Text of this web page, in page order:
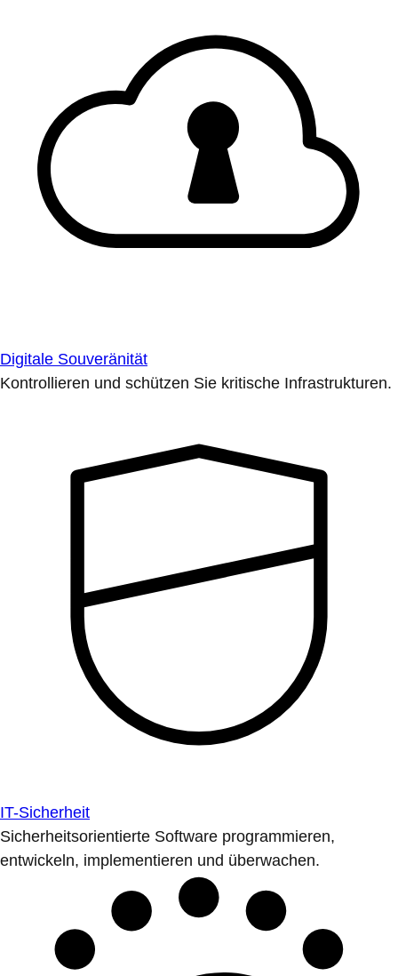
Digitale Souveränität
Kontrollieren und schützen Sie kritische Infrastrukturen.
IT-Sicherheit
Sicherheitsorientierte Software programmieren,
entwickeln, implementieren und überwachen.